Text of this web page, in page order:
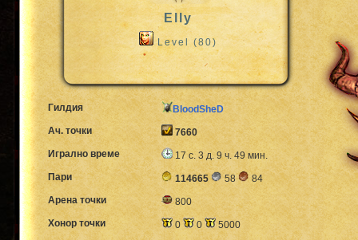
Elly
Level (80)
Гилдия
BloodSheD
Ач. точки
7660
Игрално време
17 с. 3 д. 9 ч. 49 мин.
Пари
114665 58
84
Арена точки
800
Хонор точки
0 0
5000